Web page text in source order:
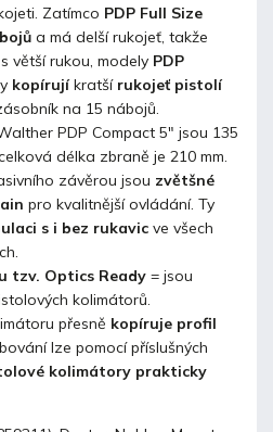
Zatímco PDP Full Size
a má delší rukojeť, takže
větší rukou, modely PDP
kopírujíkratší rukojeť pistolí
na 15 nábojů.
PDP Compact 5" jsou 135
délka zbraně je 210 mm.
závěrou jsou zvětšné
pro kvalitnější ovládání. Ty
s i bez rukavic ve všech
tzv. Optics Ready = jsou
kolimátorů.
přesně kopíruje profil
lze pomocí příslušných
kolimátory prakticky